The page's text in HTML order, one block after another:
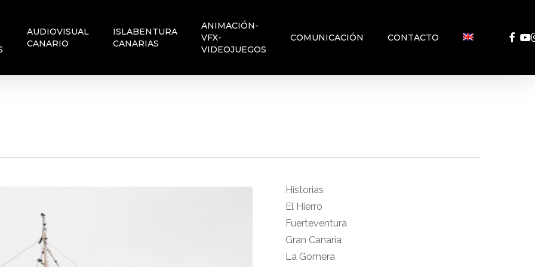
AUDIOVISUAL
CANARIO
ISLABENTURA
CANARIAS
ANIMACIÓN-
VFX-
VIDEOJUEGOS
COMUNICACIÓN CONTACTO
Historias
El Hierro
Fuerteventura
Gran Canaria
La Gomera